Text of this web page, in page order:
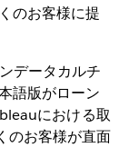
のお客様に提
データカルチ
語版がローン
における取
のお客様が直面